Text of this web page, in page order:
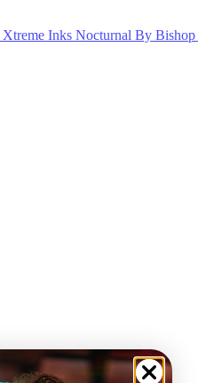
Xtreme Inks Nocturnal By Bishop